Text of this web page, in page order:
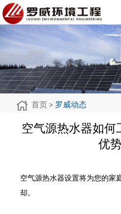
首
罗
程
罗
首页 > 罗威动态
空气源热水器如何
优势
空气源热水器设置将为您的家
却。